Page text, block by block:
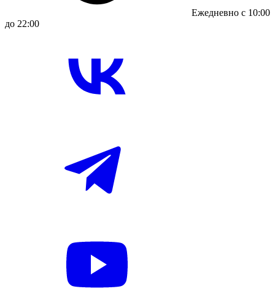
Ежедневно с 10:00
до 22:00